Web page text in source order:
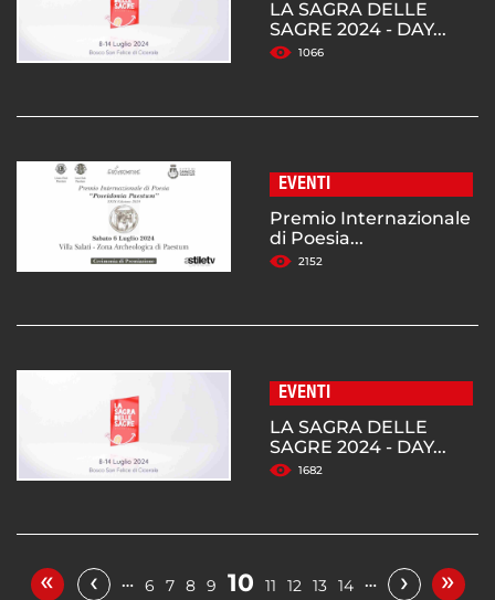
LA SAGRA DELLE
SAGRE 2024 - DAY...
1066
EVENTI
Premio Internazionale
di Poesia...
2152
EVENTI
LA SAGRA DELLE
SAGRE 2024 - DAY...
1682
« ‹ … 6 7 8 9 10 11 12 13 14 … › »